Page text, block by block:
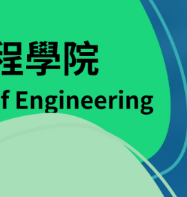
礎設